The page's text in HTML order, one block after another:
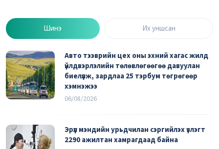
Шинэ Их уншсан
Авто тээврийн цех оны эхний хагас жилд
үйлдвэрлэлийн төлөвлөгөөгөө давуулан
биелүүлж, зардлаа 25 тэрбум төгрөгөөр
хэмнэжээ
06/08/2026
Эрүүл мэндийн урьдчилан сэргийлэх үзлэгт
2290 ажилтан хамрагдаад байна